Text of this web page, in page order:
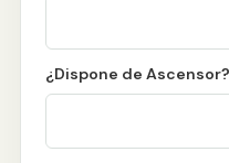
¿Dispone de